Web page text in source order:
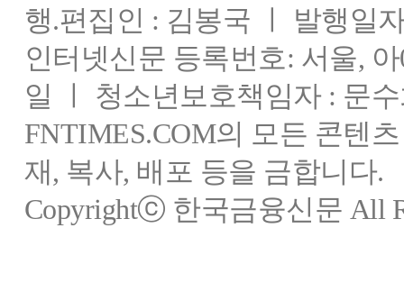
행.편집인 : 김봉국 ㅣ 발행일
인터넷신문 등록번호: 서울,
일 ㅣ 청소년보호책임자 : 문
FNTIMES.COM의 모든 콘텐
재, 복사, 배포 등을 금합니다.
Copyrightⓒ 한국금융신문 All